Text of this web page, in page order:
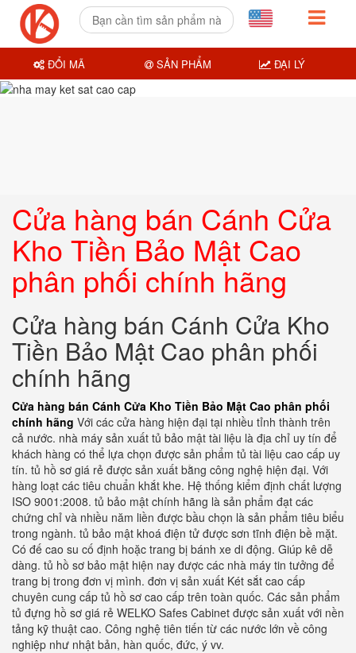
Cửa hàng bán Cánh Cửa
Kho Tiền Bảo Mật Cao
phân phối chính hãng
Cửa hàng bán Cánh Cửa Kho
Tiền Bảo Mật Cao phân phối
chính hãng
Cửa hàng bán Cánh Cửa Kho Tiền Bảo Mật Cao phân phối
chính hãng Với các cửa hàng hiện đại tại nhiều tỉnh thành trên
cả nước. nhà máy sản xuất tủ bảo mật tài liệu là địa chỉ uy tín để
khách hàng có thể lựa chọn được sản phẩm tủ tài liệu cao cấp uy
tín. tủ hồ sơ giá rẻ được sản xuất bằng công nghệ hiện đại. Với
hàng loạt các tiêu chuẩn khắt khe. Hệ thống kiểm định chất lượng
ISO 9001:2008. tủ bảo mật chính hãng là sản phẩm đạt các
chứng chỉ và nhiều năm liền được bầu chọn là sản phẩm tiêu biểu
trong ngành. tủ bảo mật khoá điện tử được sơn tĩnh điện bề mặt.
Có đế cao su cố định hoặc trang bị bánh xe di động. Giúp kê dễ
dàng. tủ hồ sơ bảo mật hiện nay được các nhà máy tin tưởng để
trang bị trong đơn vị mình. đơn vị sản xuất Két sắt cao cấp
chuyên cung cấp tủ hồ sơ cao cấp trên toàn quốc. Các sản phẩm
tủ đựng hồ sơ giá rẻ WELKO Safes Cabinet được sản xuất với nền
tảng kỹ thuật cao. Công nghệ tiên tiến từ các nước lớn về công
nghiệp như nhật bản, hàn quốc, đức, ý vv.
ĐỔI MÃ SẢN PHẨM ĐẠI LÝ